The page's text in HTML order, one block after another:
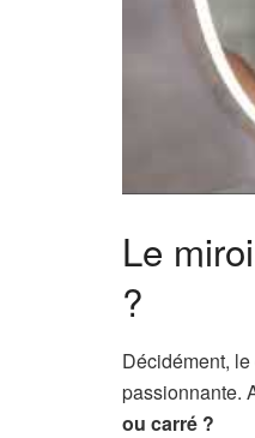
Le
?
Décidément,
passionnante.
ou carré ?